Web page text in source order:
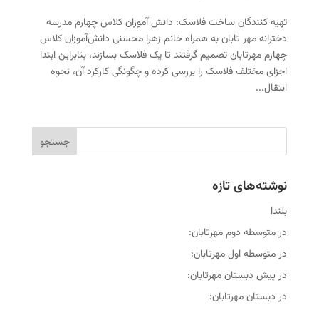
تهیه کنندگان ساخت فلاسک: دانش آموزان کلاس چهارم مدرسه
دخترانه مهر تابان به همراه خانم زهرا محسنی دانش‌آموزان کلاس
چهارم مهرتابان تصمیم گرفتند تا یک فلاسک بسازند، بنابراین ابتدا
اجزای مختلف فلاسک را بررسی کرده و چگونگی کارکرد آن، نحوه
انتقال...
نوشته‌های تازه
بلندا
در متوسطه دوم مهرتابان:
در متوسطه اول مهرتابان:
در پیش دبستان مهرتابان:
در دبستان مهرتابان: